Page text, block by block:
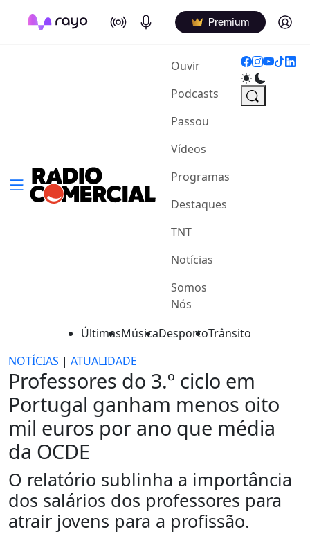
On Air Podcasts Premium Log in
Ouvir(current)
Podcasts
Passou
Vídeos
Programas
Destaques
TNT
Notícias
Somos
Nós
ÚltimasMúsicaDesportoTrânsito
NOTÍCIAS | ATUALIDADE
Professores do 3.º ciclo em
Portugal ganham menos oito
mil euros por ano que média
da OCDE
O relatório sublinha a importância
dos salários dos professores para
atrair jovens para a profissão.